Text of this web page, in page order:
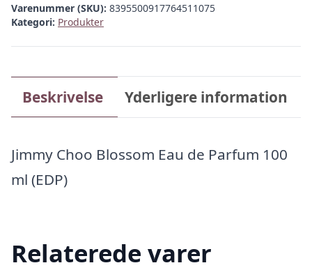
Varenummer (SKU): 8395500917764511075
Kategori: Produkter
Beskrivelse Yderligere information
Jimmy Choo Blossom Eau de Parfum 100
ml (EDP)
Relaterede varer